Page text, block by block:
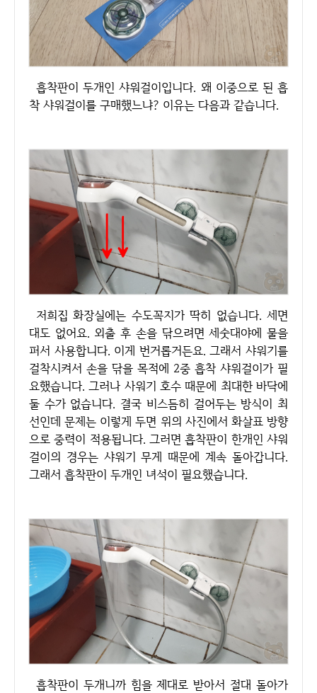
흡착판이 두개인 샤워걸이입니다. 왜 이중으로 된 흡
착 샤워걸이를 구매했느냐? 이유는 다음과 같습니다.
저희집 화장실에는 수도꼭지가 딱히 없습니다. 세면
대도 없어요. 외출 후 손을 닦으려면 세숫대야에 물을
퍼서 사용합니다. 이게 번거롭거든요. 그래서 샤워기를
걸착시켜서 손을 닦을 목적에 2중 흡착 샤워걸이가 필
요했습니다. 그러나 사워기 호수 때문에 최대한 바닥에
둘 수가 없습니다. 결국 비스듬히 걸어두는 방식이 최
선인데 문제는 이렇게 두면 위의 사진에서 화살표 방향
으로 중력이 적용됩니다. 그러면 흡착판이 한개인 샤워
걸이의 경우는 샤워기 무게 때문에 계속 돌아갑니다.
그래서 흡착판이 두개인 녀석이 필요했습니다.
흡착판이 두개니까 힘을 제대로 받아서 절대 돌아가